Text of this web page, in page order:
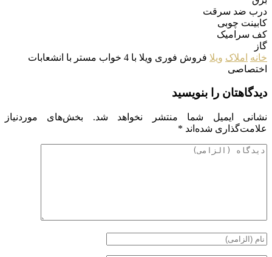
درب ضد سرقت
کابینت چوبی
کف سرامیک
گاز
خانه املاک ویلا
فروش فوری ویلا با 4 خواب مستر با انشعابات
اختصاصی
دیدگاهتان را بنویسید
نشانی ایمیل شما منتشر نخواهد شد.
بخش‌های موردنیاز
علامت‌گذاری شده‌اند *